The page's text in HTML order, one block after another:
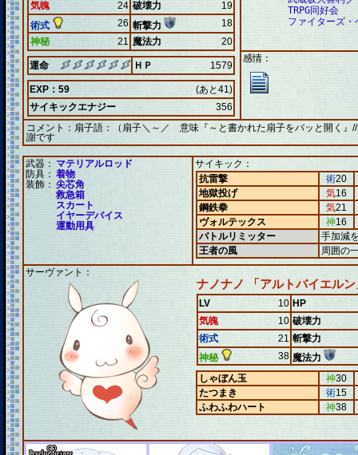
気魄
24 破壊力
19
術式
26 斬撃力
18
神秘
21 魔法力 20
運命 ＨＰ 1579
EXP：59
(あと41)
サイキックエナジー
356
TRPG同好会
ファイターズ・
感情：
コメント： 扇子語：（扇子＼～／ 意味『～と書かれた扇子をバッと開く』
謝です
武器： マテリアルロッド
防具： 着物
装飾： 尖芯角
救急箱
スカート
イヤーデバイス
運動用具
サイキック：
抗雷撃
術20
地獄投げ
気16
鋼鉄拳
気21
ヴォルテックス
神16
バトルリミッター
手加減
王者の風
周囲の
サーヴァント：
ナノナノ 「アルトバイエルン
LV 10 HP
気魄
10 破壊力
術式
21 斬撃力
神秘
38 魔法力
しゃぼん玉
神30
たつまき
術15
ふわふわハート
神38